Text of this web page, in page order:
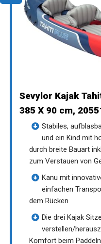
Sevylor Kajak
385 X 90 cm,
Stabiles,
und ein Kind mit
durch breite Bauart
zum Verstauen von
Kanu mit
einfachen
dem Rücken
Die drei Kajak
verstellen/
Komfort beim Paddeln